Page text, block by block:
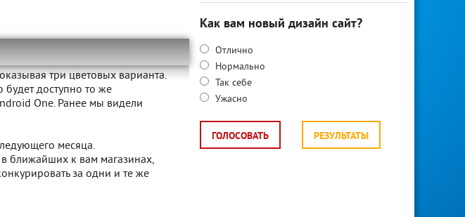
три цветовых варианта.
будет доступно то же
One. Ранее мы видели
месяца.
ближайших к вам магазинах,
за одни и те же
Как вам новый дизайн сайт?
Отлично
Нормально
Так себе
Ужасно
ГОЛОСОВАТЬ РЕЗУЛЬТАТЫ